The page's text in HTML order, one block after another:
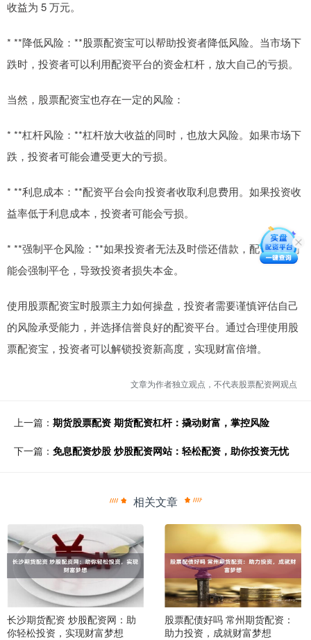
收益为 5 万元。
* **降低风险：**股票配资宝可以帮助投资者降低风险。当市场下
跌时，投资者可以利用配资平台的资金杠杆，放大自己的亏损。
当然，股票配资宝也存在一定的风险：
* **杠杆风险：**杠杆放大收益的同时，也放大风险。如果市场下
跌，投资者可能会遭受更大的亏损。
* **利息成本：**配资平台会向投资者收取利息费用。如果投资收
益率低于利息成本，投资者可能会亏损。
* **强制平仓风险：**如果投资者无法及时偿还借款，配资平台可
能会强制平仓，导致投资者损失本金。
使用股票配资宝时股票主力如何操盘，投资者需要谨慎评估自己
的风险承受能力，并选择信誉良好的配资平台。通过合理使用股
票配资宝，投资者可以解锁投资新高度，实现财富倍增。
文章为作者独立观点，不代表股票配资网观点
上一篇： 期货股票配资 期货配资杠杆：撬动财富，掌控风险
下一篇： 免息配资炒股 炒股配资网站：轻松配资，助你投资无忧
相关文章
长沙期货配资 炒股配资网：助
你轻松投资，实现财富梦想
股票配债好吗 常州期货配资：
助力投资，成就财富梦想